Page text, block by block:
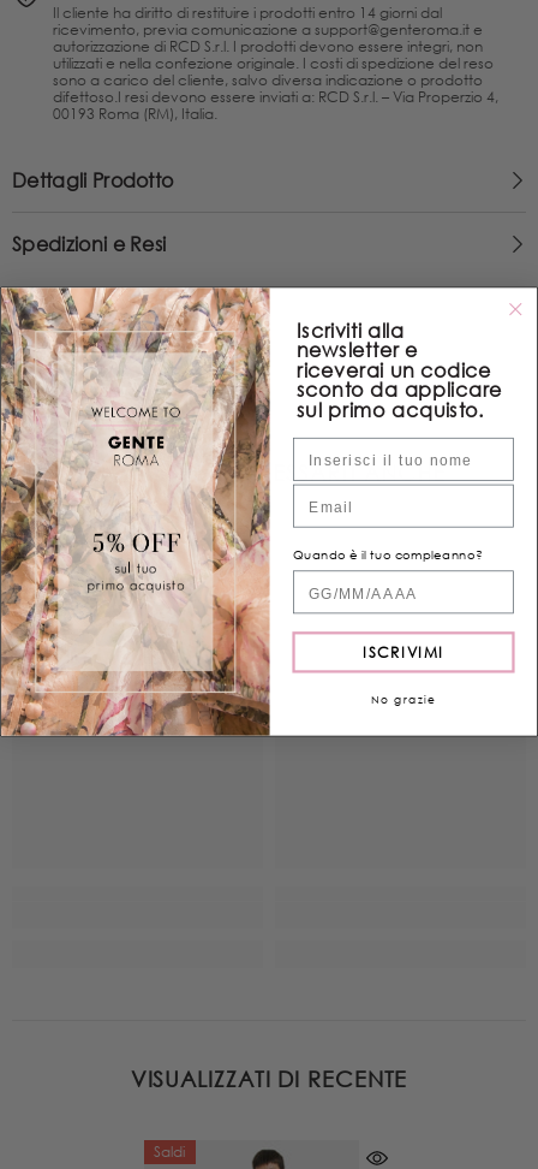
Il cliente ha diritto di restituire i prodotti entro 14 giorni dal
ricevimento, previa comunicazione a support@genteroma.it e
autorizzazione di RCD S.r.l. I prodotti devono essere integri, non
utilizzati e nella confezione originale. I costi di spedizione del reso
sono a carico del cliente, salvo diversa indicazione o prodotto
difettoso.I resi devono essere inviati a: RCD S.r.l. – Via Properzio 4,
00193 Roma (RM), Italia.
Dettagli Prodotto
Spedizioni e Resi
POTREBBE INTERESSARTI ANCHE
VISUALIZZATI DI RECENTE
Saldi
Iscriviti alla
newsletter e
riceverai un codice
sconto da applicare
sul primo acquisto.
Quando è il tuo compleanno?
ISCRIVIMI
No grazie